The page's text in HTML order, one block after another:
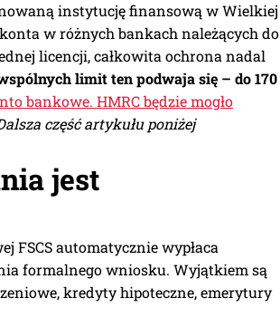
instytucję finansową w Wielkiej
w różnych bankach należących do
licencji, całkowita ochrona nadal
limit ten podwaja się – do 170
bankowe. HMRC będzie mogło
część artykułu poniżej
jest
FSCS automatycznie wypłaca
formalnego wniosku. Wyjątkiem są
kredyty hipoteczne, emerytury